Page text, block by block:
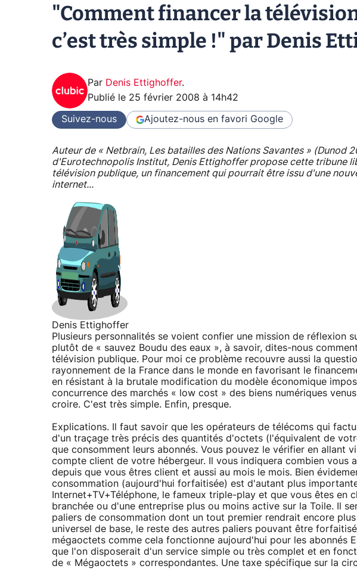
"Comment financer la
c’est très simple !" par Denis
Par Denis Ettighoffer.
Publié le 25 février 2008 à 14h42
Suivez-nous Ajoutez-nous en favori Google
Auteur de « Netbrain, Les batailles des Nations Savantes » (Dunod
d'Eurotechnopolis Institut, Denis Ettighoffer propose cette tribune
télévision publique, un financement qui pourrait être issu d'une
internet...
Denis Ettighoffer
Plusieurs personnalités se voient confier une mission de réflexion
plutôt de « sauvez Boudu des eaux », à savoir, dites-nous
télévision publique. Pour moi ce problème recouvre aussi la
rayonnement de la France dans le monde en favorisant le
en résistant à la brutale modification du modèle économique
concurrence des marchés « low cost » des biens numériques
croire. C'est très simple. Enfin, presque.
Explications. Il faut savoir que les opérateurs de télécoms qui
d'un traçage très précis des quantités d'octets (l'équivalent de
que consomment leurs abonnés. Vous pouvez le vérifier en allant
compte client de votre hébergeur. Il vous indiquera combien vous
depuis que vous êtres client et aussi au mois le mois. Bien
consommation (aujourd'hui forfaitisée) est d'autant plus
Internet+TV+Téléphone, le fameux triple-play et que vous êtes en
branchée ou d'une entreprise plus ou moins active sur la Toile. Il
paliers de consommation dont un tout premier rendrait encore
universel de base, le reste des autres paliers pouvant être
mégaoctets comme cela fonctionne aujourd'hui pour les abonnés
que l'on disposerait d'un service simple ou très complet et en
de « Mégaoctets » correspondantes. Une taxe spécifique sur la